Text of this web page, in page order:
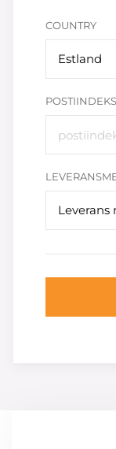
COUNTRY
Estland
POSTIINDEKS
Leverans